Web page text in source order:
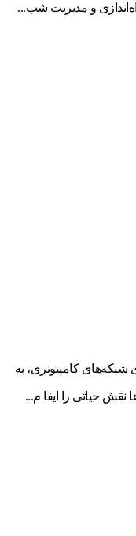
و مدیریت شب...
کامپیوتری، به
حیاتی را ایفا م...